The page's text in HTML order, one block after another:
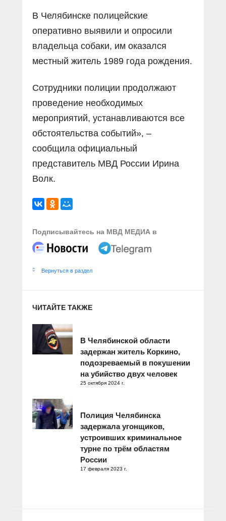
В Челябинске полицейские
оперативно выявили и опросили
владельца собаки, им оказался
местный житель 1989 года рождения.
Сотрудники полиции продолжают
проведение необходимых
мероприятий, устанавливаются все
обстоятельства событий», –
сообщила официальный
представитель МВД России Ирина
Волк.
Подписывайтесь на МВД МЕДИА в
Вернуться в раздел
ЧИТАЙТЕ ТАКЖЕ
В Челябинской области
задержан житель Коркино,
подозреваемый в покушении
на убийство двух человек
25 октября 2024 г.
Полиция Челябинска
задержала угонщиков,
устроивших криминальное
турне по трём областям
России
17 февраля 2023 г.